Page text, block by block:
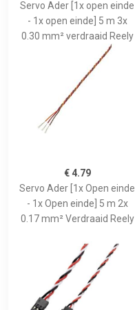
Servo Ader [1x open einde
- 1x open einde] 5 m 3x
0.30 mm² verdraaid Reely
€ 4.79
Servo Ader [1x Open einde
- 1x Open einde] 5 m 2x
0.17 mm² Verdraaid Reely